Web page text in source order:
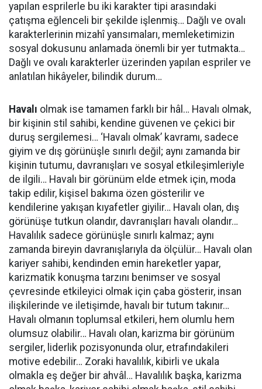
yapılan esprilerle bu iki karakter tipi arasındaki
çatışma eğlenceli bir şekilde işlenmiş… Dağlı ve ovalı
karakterlerinin mizahî yansımaları, memleketimizin
sosyal dokusunu anlamada önemli bir yer tutmakta…
Dağlı ve ovalı karakterler üzerinden yapılan espriler ve
anlatılan hikâyeler, bilindik durum…
Havalı olmak ise tamamen farklı bir hâl… Havalı olmak,
bir kişinin stil sahibi, kendine güvenen ve çekici bir
duruş sergilemesi… ‘Havalı olmak’ kavramı, sadece
giyim ve dış görünüşle sınırlı değil; aynı zamanda bir
kişinin tutumu, davranışları ve sosyal etkileşimleriyle
de ilgili… Havalı bir görünüm elde etmek için, moda
takip edilir, kişisel bakıma özen gösterilir ve
kendilerine yakışan kıyafetler giyilir… Havalı olan, dış
görünüşe tutkun olandır, davranışları havalı olandır…
Havalılık sadece görünüşle sınırlı kalmaz; aynı
zamanda bireyin davranışlarıyla da ölçülür… Havalı olan
kariyer sahibi, kendinden emin hareketler yapar,
karizmatik konuşma tarzını benimser ve sosyal
çevresinde etkileyici olmak için çaba gösterir, insan
ilişkilerinde ve iletişimde, havalı bir tutum takınır…
Havalı olmanın toplumsal etkileri, hem olumlu hem
olumsuz olabilir… Havalı olan, karizma bir görünüm
sergiler, liderlik pozisyonunda olur, etrafındakileri
motive edebilir… Zoraki havalılık, kibirli ve ukala
olmakla eş değer bir ahvâl… Havalılık başka, karizma